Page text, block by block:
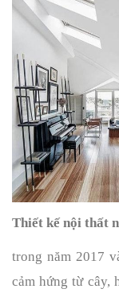
Thiết kế nội thất
trong năm 2017
cảm hứng từ cây,